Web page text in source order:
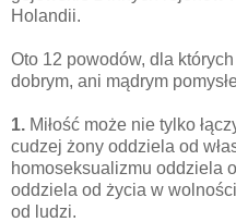
Holandii.
Oto 12 powodów, dla
dobrym, ani mądrym
1. Miłość może nie tylko
cudzej żony oddziela od
homoseksualizmu oddziela
oddziela od życia w
od ludzi.